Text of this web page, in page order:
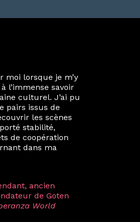
dans les
sein du Diplôme
inattendu que
classe. En
sur des projets
Langkawi,
de curatrice
et les
avec ma
la générosité et
de
encore,